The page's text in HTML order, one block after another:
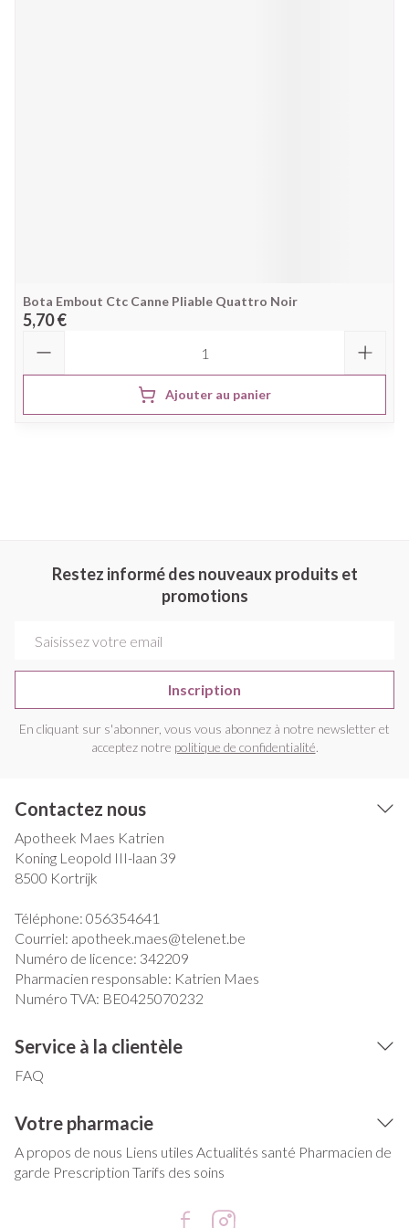
Bota Embout Ctc Canne Pliable Quattro Noir
5,70 €
Ajouter au panier
Restez informé des nouveaux produits et
promotions
Inscription
En cliquant sur s'abonner, vous vous abonnez à notre newsletter et
acceptez notre politique de confidentialité.
Contactez nous
Apotheek Maes Katrien
Koning Leopold III-laan 39
8500 Kortrijk
Téléphone: 056354641
Courriel: apotheek.maes@telenet.be
Numéro de licence: 342209
Pharmacien responsable: Katrien Maes
Numéro TVA: BE0425070232
Service à la clientèle
FAQ
Votre pharmacie
A propos de nous Liens utiles Actualités santé Pharmacien de
garde Prescription Tarifs des soins